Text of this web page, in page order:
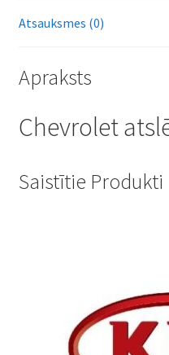
Atsauksmes (0)
Apraksts
Chevrolet
Saistītie Produkti